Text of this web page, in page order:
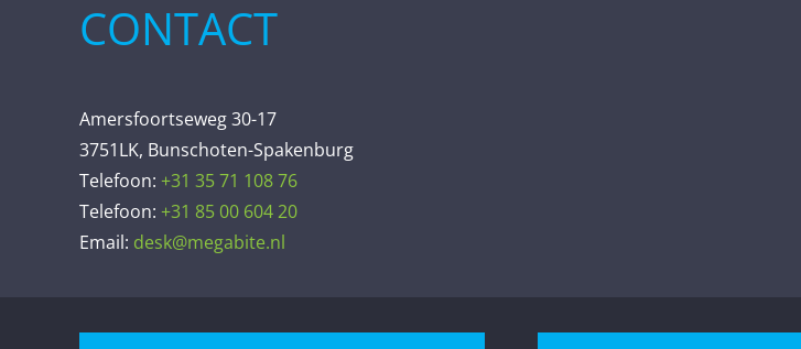
CONTACT
Amersfoortseweg 30-17
3751LK, Bunschoten-Spakenburg
Telefoon: +31 35 71 108 76
Telefoon: +31 85 00 604 20
Email: desk@megabite.nl